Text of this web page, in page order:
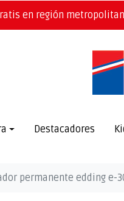
en región
Destacadores
permanente edding e-